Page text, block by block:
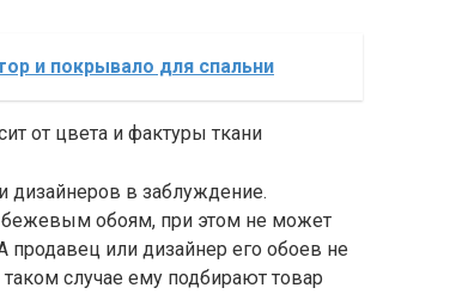
и покрывало для спальни
дизайнеров в заблуждение.
обоям, при этом не может
продавец или дизайнер его обоев не
случае ему подбирают товар